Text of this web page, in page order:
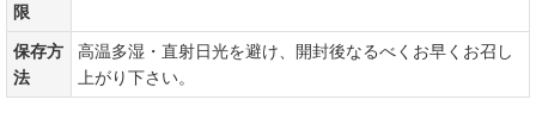
限
保存方
法
高温多湿・直射日光を避け、開封後なるべくお早くお召し
上がり下さい。